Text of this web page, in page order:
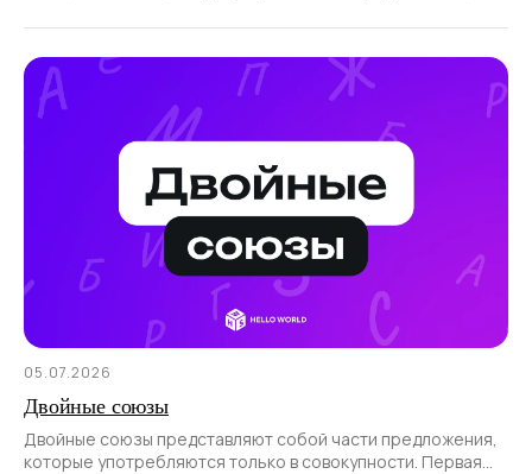
05.07.2026
Двойные союзы
Двойные союзы представляют собой части предложения,
которые употребляются только в совокупности. Первая